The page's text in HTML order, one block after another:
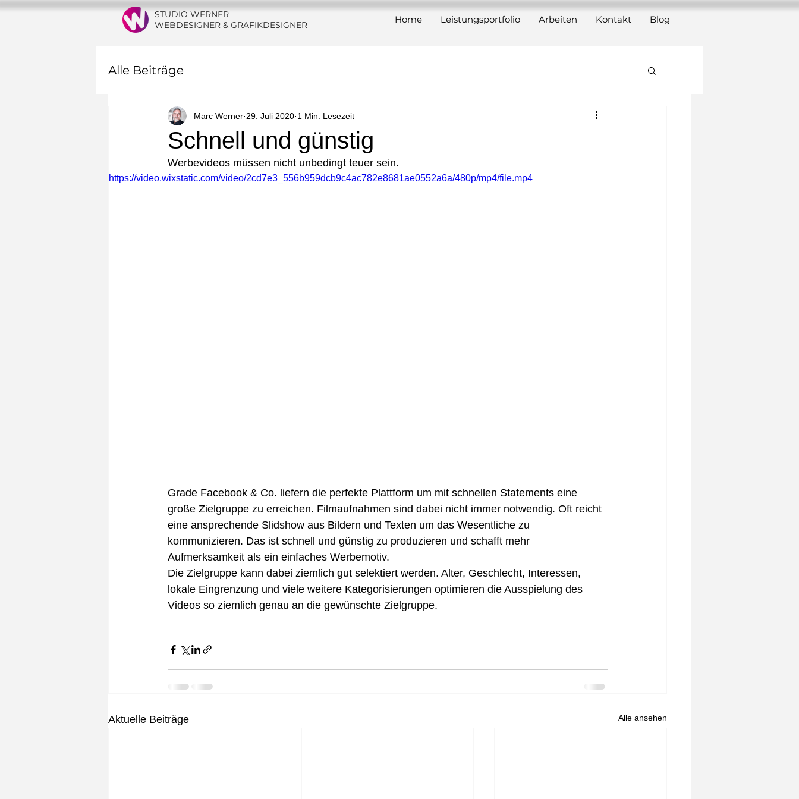
Home Leistungsportfolio Arbeiten Kontakt Blog
STUDIO WERNER
WEBDESIGNER & GRAFIKDESIGNER
Alle Beiträge
Schnell und günstig
Marc Werner 29. Juli 2020 1 Min. Lesezeit
Werbevideos müssen nicht unbedingt teuer sein.
https://video.wixstatic.com/video/2cd7e3_556b959dcb9c4ac782e8681ae0552a6a/480p/mp4/file.mp4
Grade Facebook & Co. liefern die perfekte Plattform um mit schnellen Statements eine
große Zielgruppe zu erreichen. Filmaufnahmen sind dabei nicht immer notwendig. Oft reicht
eine ansprechende Slidshow aus Bildern und Texten um das Wesentliche zu
kommunizieren. Das ist schnell und günstig zu produzieren und schafft mehr
Aufmerksamkeit als ein einfaches Werbemotiv.
Die Zielgruppe kann dabei ziemlich gut selektiert werden. Alter, Geschlecht, Interessen,
lokale Eingrenzung und viele weitere Kategorisierungen optimieren die Ausspielung des
Videos so ziemlich genau an die gewünschte Zielgruppe.
Aktuelle Beiträge Alle ansehen